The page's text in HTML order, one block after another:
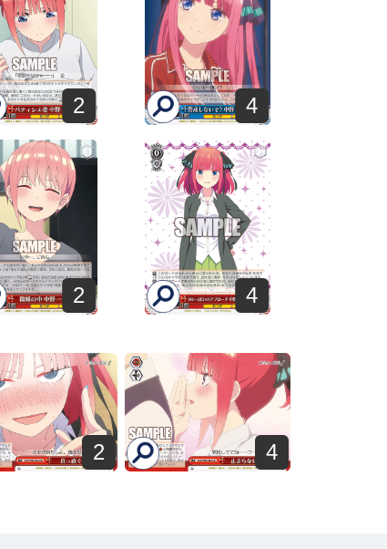
2 4
2 4
2 4